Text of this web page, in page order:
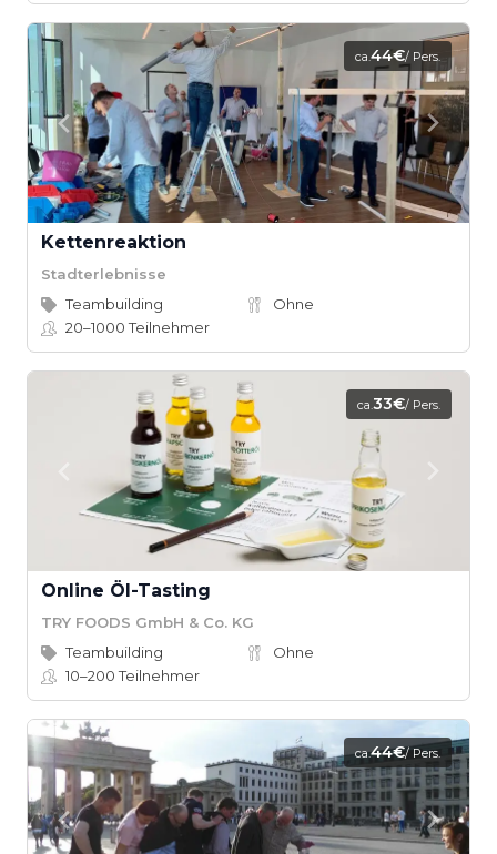
ca.44€/ Pers.
Kettenreaktion
Stadterlebnisse
Teambuilding
Ohne
20–1000Teilnehmer
ca.33€/ Pers.
Online Öl-Tasting
TRY FOODS GmbH & Co. KG
Teambuilding
Ohne
10–200Teilnehmer
ca.44€/ Pers.